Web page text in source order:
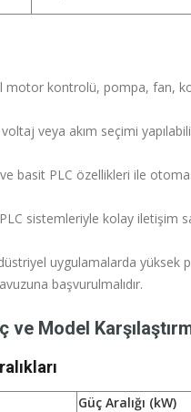
motor kontrolü, pompa, fan,
veya akım seçimi
basit PLC özellikleri ile
sistemleriyle kolay iletişim
uygulamalarda yüksek
başvurulmalıdır.
Model
Güç Aralığı (kW)